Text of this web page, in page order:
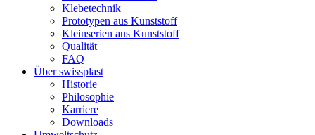
Klebetechnik
Prototypen aus Kunststoff
Kleinserien aus Kunststoff
Qualität
FAQ
Über swissplast
Historie
Philosophie
Karriere
Downloads